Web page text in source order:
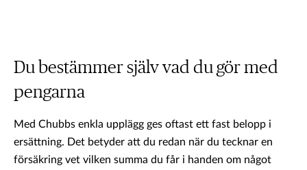
Du bestämmer själv vad du gör med
pengarna
Med Chubbs enkla upplägg ges oftast ett fast belopp i
ersättning. Det betyder att du redan när du tecknar en
försäkring vet vilken summa du får i handen om något